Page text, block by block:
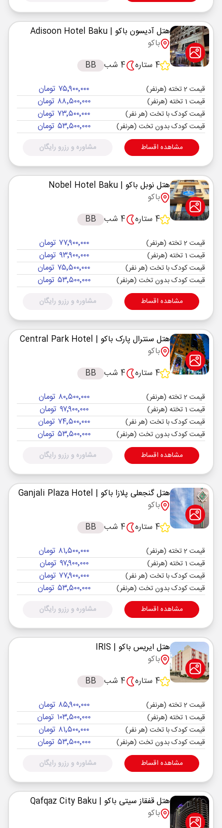
هتل آدیسون باکو | Adisoon Hotel Baku
باکو
4 ستاره
4 شب BB
قیمت 2 تخته (هرنفر) ۷۵٬۹۰۰٬۰۰۰ تومان
قیمت 1 تخته (هرنفر) ۸۸٬۵۰۰٬۰۰۰ تومان
قیمت کودک با تخت (هر نفر) ۷۳٬۵۰۰٬۰۰۰ تومان
قیمت کودک بدون تخت (هرنفر) ۵۳٬۵۰۰٬۰۰۰ تومان
مشاهده اقساط مشاوره و رزرو رایگان
هتل نوبل باکو | Nobel Hotel Baku
باکو
4 ستاره
4 شب BB
قیمت 2 تخته (هرنفر) ۷۷٬۹۰۰٬۰۰۰ تومان
قیمت 1 تخته (هرنفر) ۹۳٬۹۰۰٬۰۰۰ تومان
قیمت کودک با تخت (هر نفر) ۷۵٬۵۰۰٬۰۰۰ تومان
قیمت کودک بدون تخت (هرنفر) ۵۳٬۵۰۰٬۰۰۰ تومان
مشاهده اقساط مشاوره و رزرو رایگان
هتل سنترال پارک باکو | Central Park Hotel
باکو
4 ستاره
4 شب BB
قیمت 2 تخته (هرنفر) ۸۰٬۵۰۰٬۰۰۰ تومان
قیمت 1 تخته (هرنفر) ۹۷٬۹۰۰٬۰۰۰ تومان
قیمت کودک با تخت (هر نفر) ۷۴٬۵۰۰٬۰۰۰ تومان
قیمت کودک بدون تخت (هرنفر) ۵۳٬۵۰۰٬۰۰۰ تومان
مشاهده اقساط مشاوره و رزرو رایگان
هتل گنجعلی پلازا باکو | Ganjali Plaza Hotel
باکو
4 ستاره
4 شب BB
قیمت 2 تخته (هرنفر) ۸۱٬۵۰۰٬۰۰۰ تومان
قیمت 1 تخته (هرنفر) ۹۷٬۹۰۰٬۰۰۰ تومان
قیمت کودک با تخت (هر نفر) ۷۷٬۹۰۰٬۰۰۰ تومان
قیمت کودک بدون تخت (هرنفر) ۵۳٬۵۰۰٬۰۰۰ تومان
مشاهده اقساط مشاوره و رزرو رایگان
هتل ایریس باکو | IRIS
باکو
4 ستاره
4 شب BB
قیمت 2 تخته (هرنفر) ۸۵٬۹۰۰٬۰۰۰ تومان
قیمت 1 تخته (هرنفر) ۱۰۳٬۵۰۰٬۰۰۰ تومان
قیمت کودک با تخت (هر نفر) ۸۱٬۵۰۰٬۰۰۰ تومان
قیمت کودک بدون تخت (هرنفر) ۵۳٬۵۰۰٬۰۰۰ تومان
مشاهده اقساط مشاوره و رزرو رایگان
هتل قفقاز سیتی باکو | Qafqaz City Baku
باکو